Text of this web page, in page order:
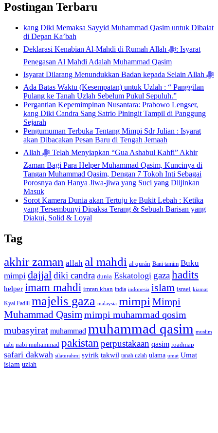
Postingan Terbaru
kang Diki Memaksa Sayyid Muhammad Qasim untuk Dibaiat
di Depan Ka’bah
Deklarasi Kenabian Al-Mahdi di Rumah Allah ﷻ: Isyarat
Penegasan Al Mahdi Adalah Muhammad Qasim
Isyarat Dilarang Menundukkan Badan kepada Selain Allah ﷻ
Ada Batas Waktu (Kesempatan) untuk Uzlah : “ Panggilan
Pulang ke Tanah Uzlah Sebelum Pukul Sepuluh.”
Pergantian Kepemimpinan Nusantara: Prabowo Lengser,
kang Diki Candra Sang Satrio Piningit Tampil di Panggung
Sejarah
Pengumuman Terbuka Tentang Mimpi Sdr Julian : Isyarat
akan Dibacakan Pesan Baru di Tengah Jemaah
Allah ﷻ Telah Menyiapkan “Gua Ashabul Kahfi” Akhir
Zaman Bagi Para Helper Muhammad Qasim, Kuncinya di
Tangan Muhammad Qasim, Dengan 7 Tokoh Inti Sebagai
Porosnya dan Hanya Jiwa-jiwa yang Suci yang Diijinkan
Masuk
Sorot Kamera Dunia akan Tertuju ke Bukit Lebah : Ketika
yang Tersembunyi Dipaksa Terang & Sebuah Barisan yang
Diakui, Solid & Loyal
Tag
akhir zaman allah al mahdi al qurán Bani tamim Buku
mimpi dajjal diki candra dunia Eskatologi gazahadits
helper imam mahdi imran khan india indonesia islam israel kiamat
Kyai Fadlil majelis gaza malaysia mimpi Mimpi
Muhammad Qasim mimpi muhammad qosim
mubasyirat muhammad muhammad qasim muslim
nabi nabi muhammad pakistan perpustakaan qasim roadmap
safari dakwah silaturahmi syirik takwil tanah uzlah ulama umat Umat
islam uzlah